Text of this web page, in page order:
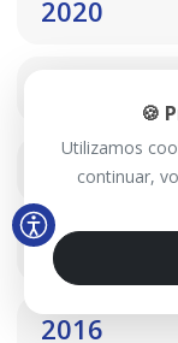
2020
2018
2017
2016
🍪
Utilizamos
continuar,